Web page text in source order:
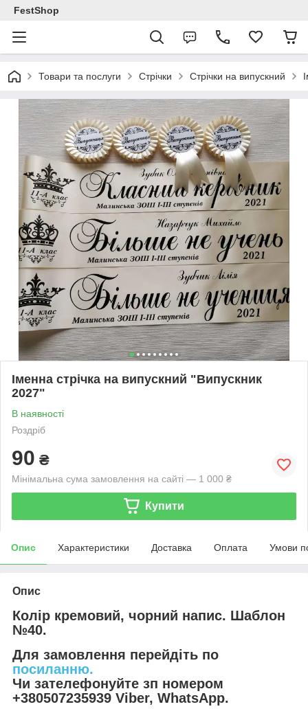
FestShop
Товари та послуги Стрічки Стрічки на випускний
Іменна стрічка на випускний "Випускник
2027"
В наявності
Роздріб
90 ₴
Мінімальна сума замовлення на сайті — 1 000 ₴
Купити
Опис Характеристики Доставка Оплата Умови
Опис
Колір кремовий, чорний напис. Шаблон
№40.
Для замовлення перейдіть по
посиланню.
Чи зателефонуйте зп номером
+380507235939 Viber, WhatsApp.